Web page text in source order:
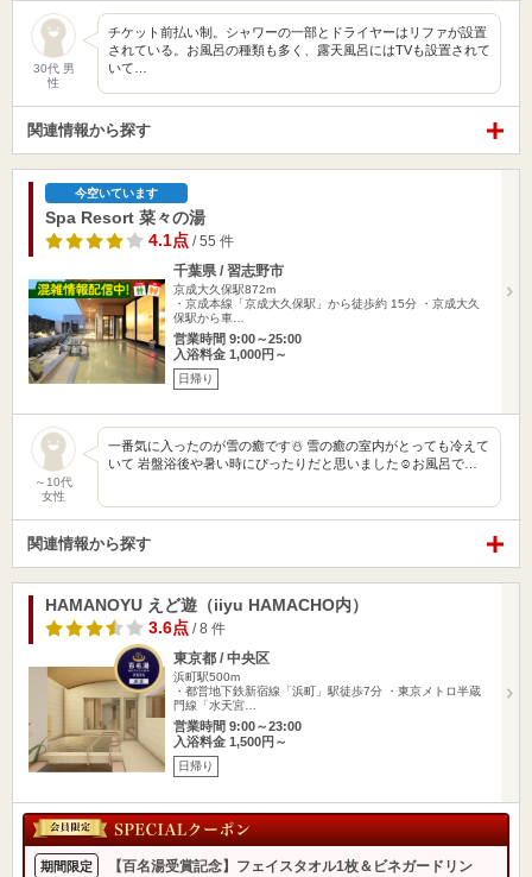
30代 男
性
チケット前払い制。シャワーの一部とドライヤーはリファが設置
されている。お風呂の種類も多く、露天風呂にはTVも設置されて
いて…
関連情報から探す
今空いています
Spa Resort 菜々の湯
4.1点 / 55 件
千葉県 / 習志野市
京成大久保駅872m
・京成本線「京成大久保駅」から徒歩約 15分 ・京成大久
保駅から車…
営業時間 9:00～25:00
入浴料金 1,000円～
日帰り
～10代
女性
一番気に入ったのが雪の癒です☃️ 雪の癒の室内がとっても冷えて
いて 岩盤浴後や暑い時にぴったりだと思いました☺️お風呂で…
関連情報から探す
HAMANOYU えど遊（iiyu HAMACHO内）
3.6点 / 8 件
東京都 / 中央区
浜町駅500m
・都営地下鉄新宿線「浜町」駅徒歩7分 ・東京メトロ半蔵
門線「水天宮…
営業時間 9:00～23:00
入浴料金 1,500円～
日帰り
期間限定
【百名湯受賞記念】フェイスタオル1枚＆ビネガードリン